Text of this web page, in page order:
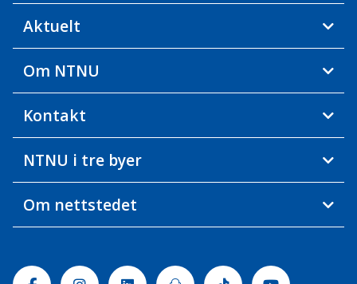
Aktuelt
Om NTNU
Kontakt
NTNU i tre byer
Om nettstedet